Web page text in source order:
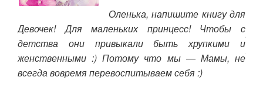
Оленька, напишите книгу для
Девочек! Для маленьких принцесс! Чтобы с
детства они привыкали быть хрупкими и
женственными :) Потому что мы — Мамы, не
всегда вовремя перевоспитываем себя :)